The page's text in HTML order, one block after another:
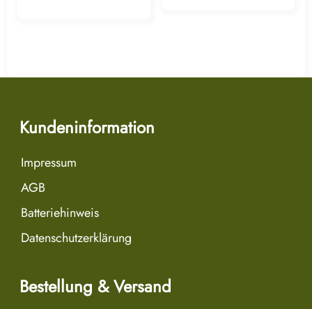
Kundeninformation
Impressum
AGB
Batteriehinweis
Datenschutzerklärung
Bestellung & Versand